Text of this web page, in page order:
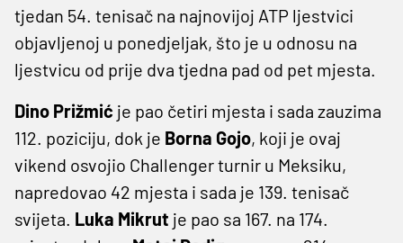
tjedan 54. tenisač na najnovijoj ATP ljestvici
objavljenoj u ponedjeljak, što je u odnosu na
ljestvicu od prije dva tjedna pad od pet mjesta.
Dino Prižmić je pao četiri mjesta i sada zauzima
112. poziciju, dok je Borna Gojo, koji je ovaj
vikend osvojio Challenger turnir u Meksiku,
napredovao 42 mjesta i sada je 139. tenisač
svijeta. Luka Mikrut je pao sa 167. na 174.